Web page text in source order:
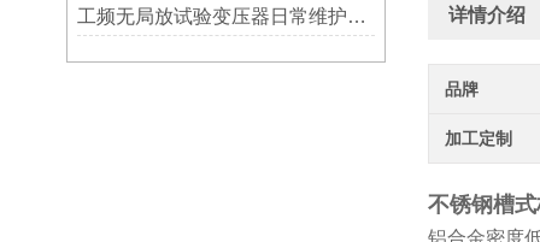
工频无局放试验变压器日常维护及运输 详情介绍
品牌
加工定制
不锈钢槽
铝合金密度